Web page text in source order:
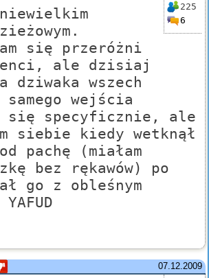
225
6
się przeróżni
ale dzisiaj
dziwaka wszech
samego wejścia
się specyficznie, ale
siebie kiedy wetknął
pachę (miałam
bez rękawów) po
go z obleśnym
07.12.2009